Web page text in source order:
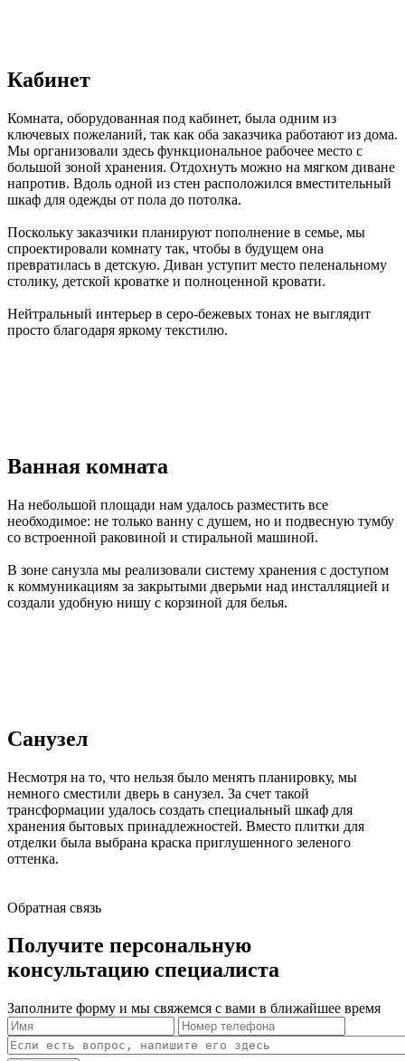
Кабинет
Комната, оборудованная под кабинет, была одним из
ключевых пожеланий, так как оба заказчика работают из дома.
Мы организовали здесь функциональное рабочее место с
большой зоной хранения. Отдохнуть можно на мягком диване
напротив. Вдоль одной из стен расположился вместительный
шкаф для одежды от пола до потолка.
Поскольку заказчики планируют пополнение в семье, мы
спроектировали комнату так, чтобы в будущем она
превратилась в детскую. Диван уступит место пеленальному
столику, детской кроватке и полноценной кровати.
Нейтральный интерьер в серо-бежевых тонах не выглядит
просто благодаря яркому текстилю.
Ванная комната
На небольшой площади нам удалось разместить все
необходимое: не только ванну с душем, но и подвесную тумбу
со встроенной раковиной и стиральной машиной.
В зоне санузла мы реализовали систему хранения с доступом
к коммуникациям за закрытыми дверьми над инсталляцией и
создали удобную нишу с корзиной для белья.
Санузел
Несмотря на то, что нельзя было менять планировку, мы
немного сместили дверь в санузел. За счет такой
трансформации удалось создать специальный шкаф для
хранения бытовых принадлежностей. Вместо плитки для
отделки была выбрана краска приглушенного зеленого
оттенка.
Обратная связь
Получите персональную
консультацию специалиста
Заполните форму и мы свяжемся с вами в ближайшее время